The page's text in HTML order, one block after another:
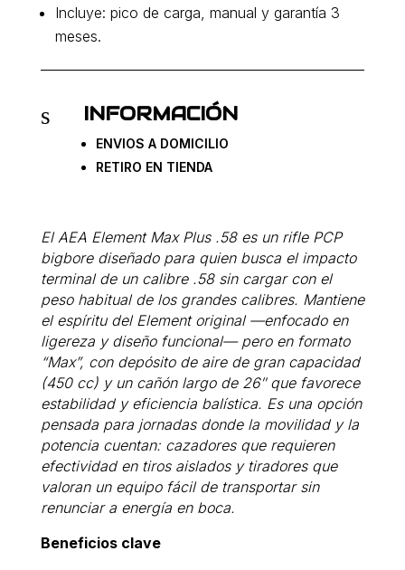
Incluye: pico de carga, manual y garantía 3
meses.
s INFORMACIÓN
ENVIOS A DOMICILIO
RETIRO EN TIENDA
El AEA Element Max Plus .58 es un rifle PCP
bigbore diseñado para quien busca el impacto
terminal de un calibre .58 sin cargar con el
peso habitual de los grandes calibres. Mantiene
el espíritu del Element original —enfocado en
ligereza y diseño funcional— pero en formato
“Max”, con depósito de aire de gran capacidad
(450 cc) y un cañón largo de 26″ que favorece
estabilidad y eficiencia balística. Es una opción
pensada para jornadas donde la movilidad y la
potencia cuentan: cazadores que requieren
efectividad en tiros aislados y tiradores que
valoran un equipo fácil de transportar sin
renunciar a energía en boca.
Beneficios clave